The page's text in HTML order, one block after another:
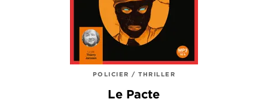
POLICIER / THRILLER
Le Pacte